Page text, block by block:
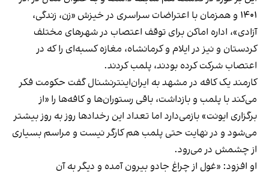
۱۴۰۱ و همزمان با اعتراضات سراسری در خیزش «زن، زندگی،
آزادی»، اداره اماکن برای توقف اعتصاب در شهرهای مختلف
کردستان و نیز در ایلام و کرمانشاه، مغازه کسبه‌ای را که در
اعتصاب شرکت کرده بودند، پلمب کردند.
کارمند یک کافه در مشهد به ایران‌اینترنشنال گفت حکومت فکر
می‌کند با پلمب و بازداشت، باقی رستوران‌ها و کافه‌ها را «از
برگزاری ایونت» بازمی‌دارد اما تعداد این رخدادها روز به روز بیشتر
می‌شود و در نهایت حتی پلمب هم کارگر نیست و مراسم بسیاری
از چشمش در می‌رود.
او افزود: «غول از چراغ جادو بیرون آمده و دیگر به آن